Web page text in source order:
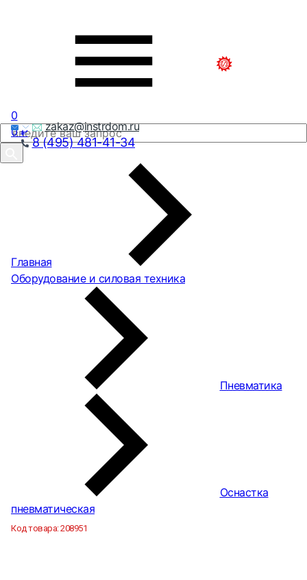
zakaz@instrdom.ru
8 (495) 481-41-34
0
0₽
Главная
Оборудование и силовая техника
Пневматика
Оснастка
пневматическая
Код товара:208951